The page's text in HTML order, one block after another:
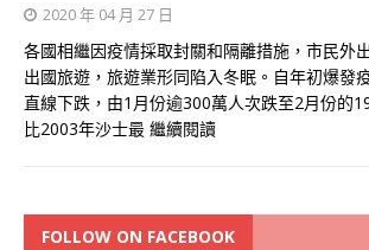
2020 年 04 月 27 日
各國相繼因疫情採取封關和隔離措施，市民外
出國旅遊，旅遊業形同陷入冬眠。自年初爆發
直線下跌，由1月份逾300萬人次跌至2月份的
比2003年沙士最 繼續閱讀
FOLLOW ON FACEBOOK